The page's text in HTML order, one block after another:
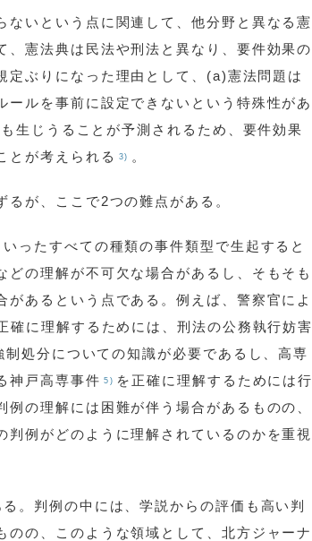
いという点に関連して、他分野と異なる憲
憲法典は民法や刑法と異なり、要件効果の
定ぶりになった理由として、(a)憲法問題は
ルを事前に設定できないという特殊性があ
生じうることが予測されるため、要件効果
とが考えられる
3) 。
が、ここで2つの難点がある。
ったすべての種類の事件類型で生起すると
の理解が不可欠な場合があるし、そもそも
あるという点である。例えば、警察官によ
確に理解するためには、刑法の公務執行妨害
処分についての知識が必要であるし、高専
神戸高専事件 5) を正確に理解するためには行
の理解には困難が伴う場合があるものの、
例がどのように理解されているのかを重視
。判例の中には、学説からの評価も高い判
の、このような領域として、北方ジャーナ